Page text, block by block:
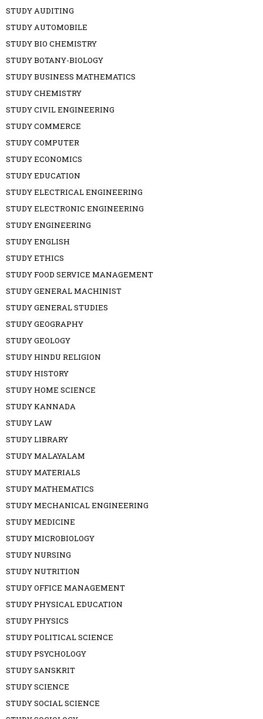
STUDY AUDITING
STUDY AUTOMOBILE
STUDY BIO CHEMISTRY
STUDY BOTANY-BIOLOGY
STUDY BUSINESS MATHEMATICS
STUDY CHEMISTRY
STUDY CIVIL ENGINEERING
STUDY COMMERCE
STUDY COMPUTER
STUDY ECONOMICS
STUDY EDUCATION
STUDY ELECTRICAL ENGINEERING
STUDY ELECTRONIC ENGINEERING
STUDY ENGINEERING
STUDY ENGLISH
STUDY ETHICS
STUDY FOOD SERVICE MANAGEMENT
STUDY GENERAL MACHINIST
STUDY GENERAL STUDIES
STUDY GEOGRAPHY
STUDY GEOLOGY
STUDY HINDU RELIGION
STUDY HISTORY
STUDY HOME SCIENCE
STUDY KANNADA
STUDY LAW
STUDY LIBRARY
STUDY MALAYALAM
STUDY MATERIALS
STUDY MATHEMATICS
STUDY MECHANICAL ENGINEERING
STUDY MEDICINE
STUDY MICROBIOLOGY
STUDY NURSING
STUDY NUTRITION
STUDY OFFICE MANAGEMENT
STUDY PHYSICAL EDUCATION
STUDY PHYSICS
STUDY POLITICAL SCIENCE
STUDY PSYCHOLOGY
STUDY SANSKRIT
STUDY SCIENCE
STUDY SOCIAL SCIENCE